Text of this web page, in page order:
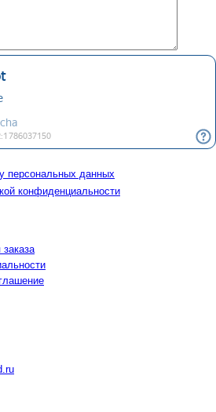
персональных данных
конфиденциальности